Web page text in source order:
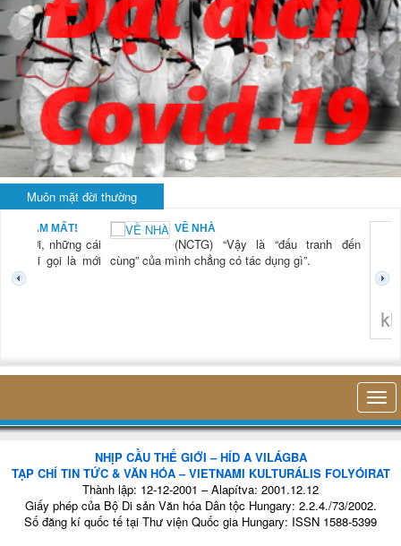
Muôn mặt đời thường
NAM MẤT!
“Xời, những cái
mới gọi là mới
VỀ NHÀ
(NCTG) “Vậy là “đấu tranh đến
cùng” của mình chẳng có tác dụng gì”.
NHỊP CẦU THẾ GIỚI – HÍD A VILÁGBA
TẠP CHÍ TIN TỨC & VĂN HÓA – VIETNAMI KULTURÁLIS FOLYÓIRAT
Thành lập: 12-12-2001 – Alapítva: 2001.12.12
Giấy phép của Bộ Di sản Văn hóa Dân tộc Hungary: 2.2.4./73/2002.
Số đăng kí quốc tế tại Thư viện Quốc gia Hungary: ISSN 1588-5399